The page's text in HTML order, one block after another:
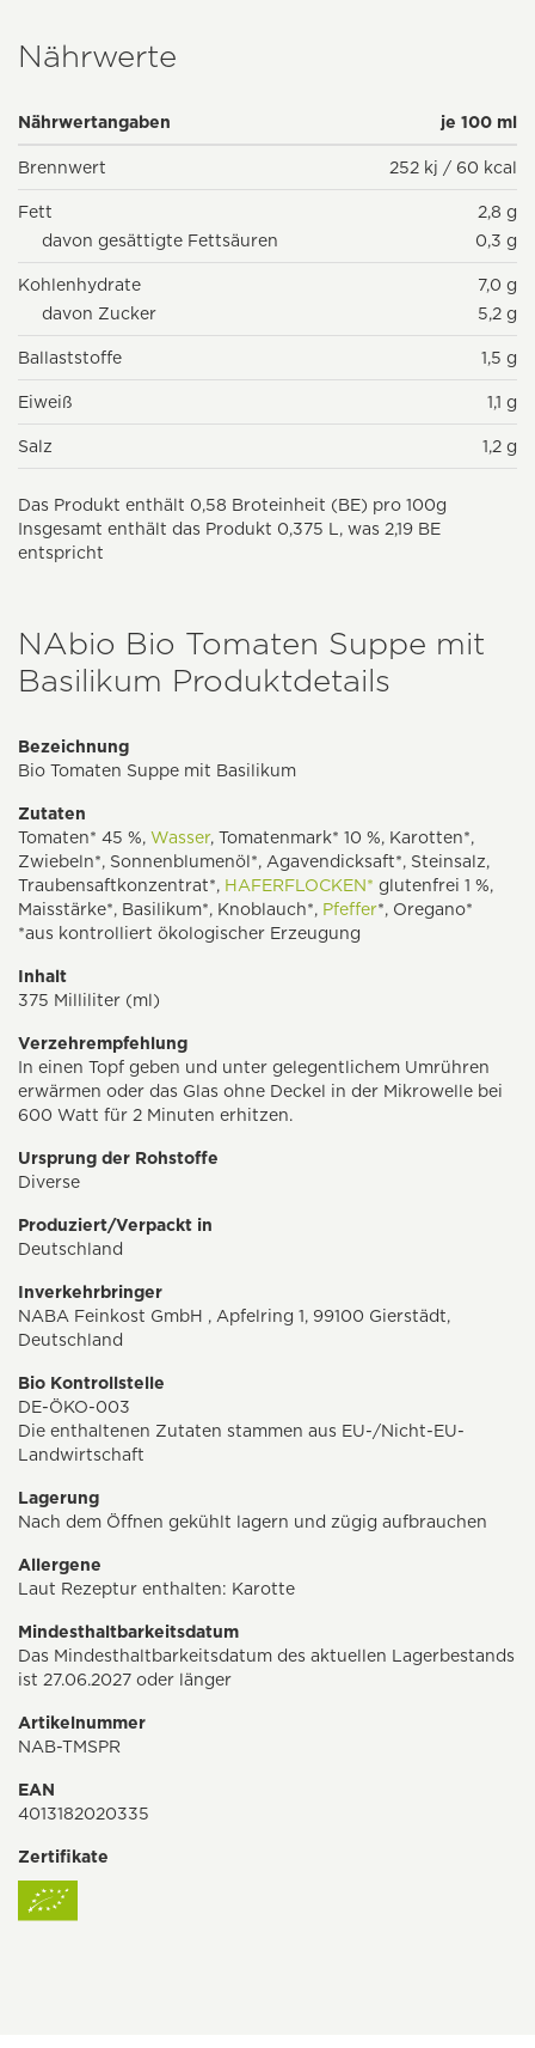
Nährwerte
Nährwertangaben je 100 ml
Brennwert 252 kj / 60 kcal
Fett
2,8 g
davon gesättigte Fettsäuren
0,3 g
Kohlenhydrate
7,0 g
davon Zucker
5,2 g
Ballaststoffe 1,5 g
Eiweiß 1,1 g
Salz 1,2 g
Das Produkt enthält 0,58 Broteinheit (BE) pro 100g
Insgesamt enthält das Produkt 0,375 L, was 2,19 BE
entspricht
NAbio Bio Tomaten Suppe mit
Basilikum Produktdetails
Bezeichnung
Bio Tomaten Suppe mit Basilikum
Zutaten
Tomaten* 45 %, Wasser, Tomatenmark* 10 %, Karotten*,
Zwiebeln*, Sonnenblumenöl*, Agavendicksaft*, Steinsalz,
Traubensaftkonzentrat*, HAFERFLOCKEN* glutenfrei 1 %,
Maisstärke*, Basilikum*, Knoblauch*, Pfeffer*, Oregano*
*aus kontrolliert ökologischer Erzeugung
Inhalt
375 Milliliter (ml)
Verzehrempfehlung
In einen Topf geben und unter gelegentlichem Umrühren
erwärmen oder das Glas ohne Deckel in der Mikrowelle bei
600 Watt für 2 Minuten erhitzen.
Ursprung der Rohstoffe
Diverse
Produziert/Verpackt in
Deutschland
Inverkehrbringer
NABA Feinkost GmbH , Apfelring 1, 99100 Gierstädt,
Deutschland
Bio Kontrollstelle
DE-ÖKO-003
Die enthaltenen Zutaten stammen aus EU-/Nicht-EU-
Landwirtschaft
Lagerung
Nach dem Öffnen gekühlt lagern und zügig aufbrauchen
Allergene
Laut Rezeptur enthalten: Karotte
Mindesthaltbarkeitsdatum
Das Mindesthaltbarkeitsdatum des aktuellen Lagerbestands
ist 27.06.2027 oder länger
Artikelnummer
NAB-TMSPR
EAN
4013182020335
Zertifikate